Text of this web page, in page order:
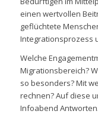
einen wertvollen
geflüchtete
Integrationsprozess
Welche
Migrationsbereich?
so besonders? Mit
rechnen? Auf diese
Infoabend